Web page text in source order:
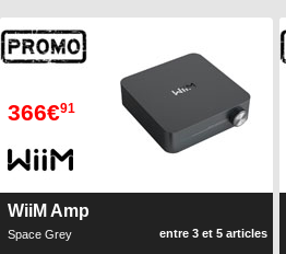
366€91
WiiM Amp
Space Grey entre 3 et 5 articles